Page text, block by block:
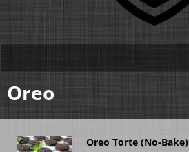
Oreo
Oreo Torte (No-Bake)